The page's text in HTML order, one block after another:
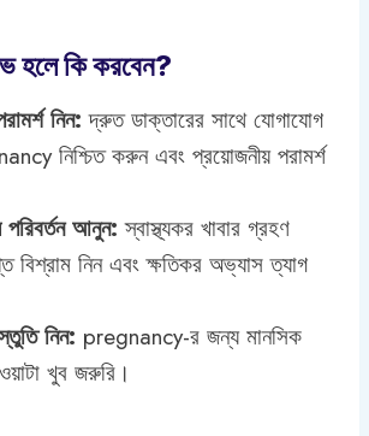
হলে কি করবেন?
নিন: দ্রুত ডাক্তারের সাথে যোগাযোগ
নিশ্চিত করুন এবং প্রয়োজনীয় পরামর্শ
পরিবর্তন আনুন: স্বাস্থ্যকর খাবার গ্রহণ
বিশ্রাম নিন এবং ক্ষতিকর অভ্যাস ত্যাগ
নিন: pregnancy-র জন্য মানসিক
খুব জরুরি।